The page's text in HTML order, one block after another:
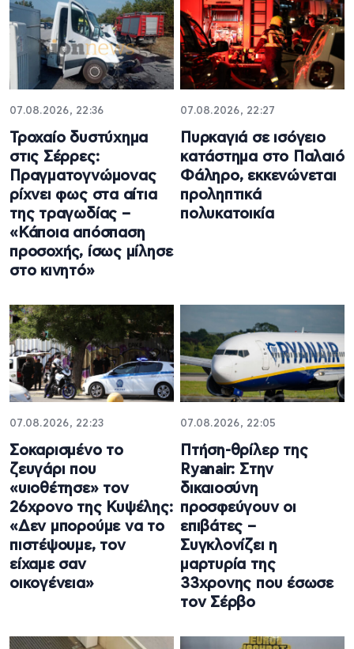
07.08.2026, 22:36
Τροχαίο δυστύχημα
στις Σέρρες:
Πραγματογνώμονας
ρίχνει φως στα αίτια
της τραγωδίας –
«Κάποια απόσπαση
προσοχής, ίσως μίλησε
στο κινητό»
07.08.2026, 22:27
Πυρκαγιά σε ισόγειο
κατάστημα στο Παλαιό
Φάληρο, εκκενώνεται
προληπτικά
πολυκατοικία
07.08.2026, 22:23
Σοκαρισμένο το
ζευγάρι που
«υιοθέτησε» τον
26χρονο της Κυψέλης:
«Δεν μπορούμε να το
πιστέψουμε, τον
είχαμε σαν
οικογένεια»
07.08.2026, 22:05
Πτήση-θρίλερ της
Ryanair: Στην
δικαιοσύνη
προσφεύγουν οι
επιβάτες –
Συγκλονίζει η
μαρτυρία της
33χρονης που έσωσε
τον Σέρβο